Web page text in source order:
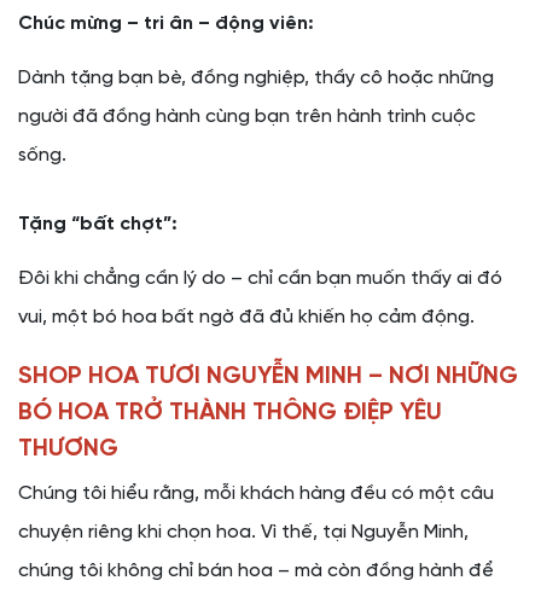
Chúc mừng – tri ân – động viên:
Dành tặng bạn bè, đồng nghiệp, thầy cô hoặc những
người đã đồng hành cùng bạn trên hành trình cuộc
sống.
Tặng “bất chợt”:
Đôi khi chẳng cần lý do – chỉ cần bạn muốn thấy ai đó
vui, một bó hoa bất ngờ đã đủ khiến họ cảm động.
SHOP HOA TƯƠI NGUYỄN MINH – NƠI NHỮNG
BÓ HOA TRỞ THÀNH THÔNG ĐIỆP YÊU
THƯƠNG
Chúng tôi hiểu rằng, mỗi khách hàng đều có một câu
chuyện riêng khi chọn hoa. Vì thế, tại Nguyễn Minh,
chúng tôi không chỉ bán hoa – mà còn đồng hành để